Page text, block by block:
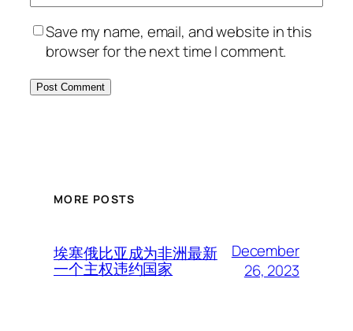
Save my name, email, and website in this
browser for the next time I comment.
MORE POSTS
埃塞俄比亚成为非洲最新
一个主权违约国家
December
26, 2023